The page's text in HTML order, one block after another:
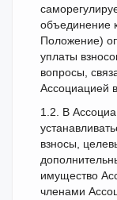
объединение
Положение)
уплаты
вопросы,
Ассоциацией
1.2. В
взносы,
имущество
членами